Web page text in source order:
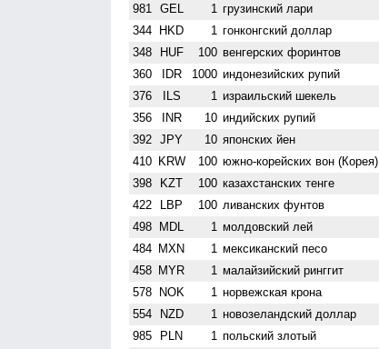
981 GEL 1 грузинский лари
344 HKD 1 гонконгский доллар
348 HUF 100 венгерских форинтов
360 IDR 1000 индонезийских рупий
376 ILS 1 израильский шекель
356 INR 10 индийских рупий
392 JPY 10 японских йен
410 KRW 100 южно-корейских вон (Корея)
398 KZT 100 казахстанских тенге
422 LBP 100 ливанских фунтов
498 MDL 1 молдовский лей
484 MXN 1 мексиканский песо
458 MYR 1 малайзийский ринггит
578 NOK 1 норвежская крона
554 NZD 1 ново­зеландский доллар
985 PLN 1 польский злотый